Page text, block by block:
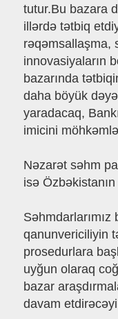
tutur.Bu bazara
illərdə tətbiq
rəqəmsallaşma,
innovasiyaların
bazarında
daha böyük
yaradacaq,
imicini
Nəzarət səhm
isə
qanunvericiliyin
prosedurlara
uyğun olaraq
bazar
davam